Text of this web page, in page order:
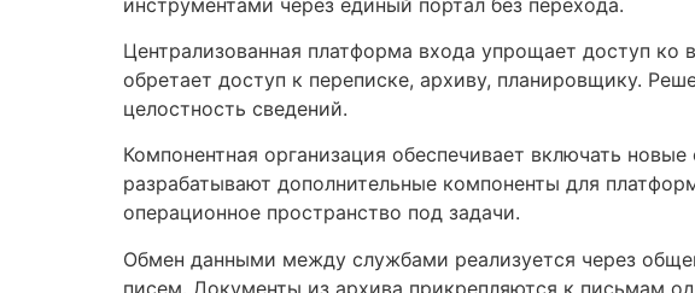
Централизованная платформа входа упрощает доступ
обретает доступ к переписке, архиву, планировщику.
целостность сведений.
Компонентная организация обеспечивает включать
разрабатывают дополнительные компоненты для
операционное пространство под задачи.
Обмен данными между службами реализуется через
писем. Документы из архива прикрепляются к письмам